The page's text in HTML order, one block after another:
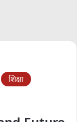
शिक्षा